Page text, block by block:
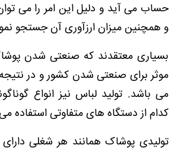
حساب می آید و دلیل این امر را می توان
و همچنین میزان ارزآوری آن جستجو
بسیاری معتقدند که صنعتی شدن
موثر برای صنعتی شدن کشور و در
می باشد. تولید لباس نیز انواع
کدام از دستگاه های متفاوتی استفاده
تولیدی پوشاک همانند هر شغلی